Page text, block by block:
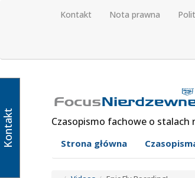
Kontakt Nota prawna
Czasopismo fachowe o stalach
Strona główna
Kontakt